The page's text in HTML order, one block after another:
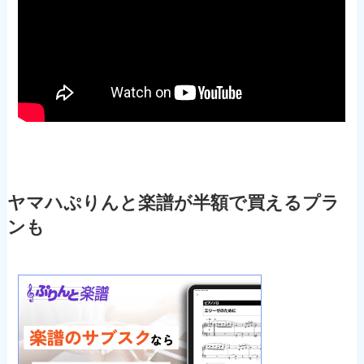
ヤマハぷりんと楽譜が半額で買えるプラ
ンも